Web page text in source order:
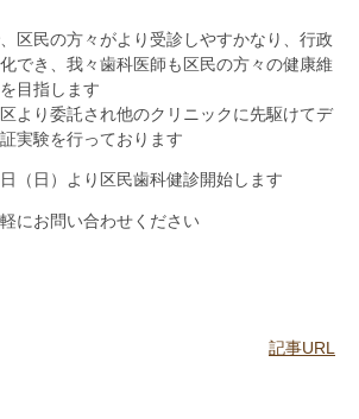
区民の方々がより受診しやすかなり、行政
でき、我々歯科医師も区民の方々の健康維
目指します
より委託され他のクリニックに先駆けてデ
実験を行っております
（日）より区民歯科健診開始します
にお問い合わせください
記事URL